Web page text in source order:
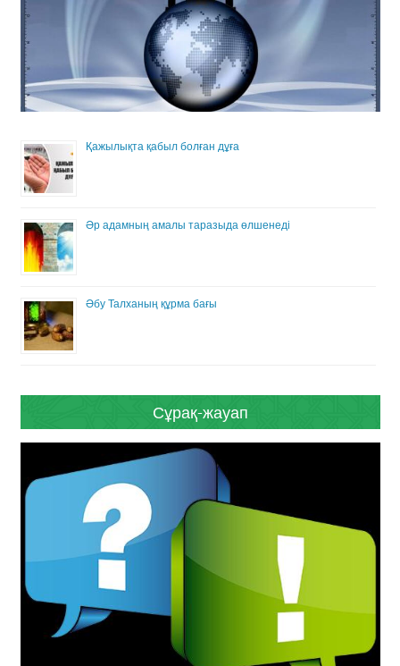
Қажылықта қабыл болған дұға
Әр адамның амалы таразыда өлшенеді
Әбу Талханың құрма бағы
Сұрақ-жауап